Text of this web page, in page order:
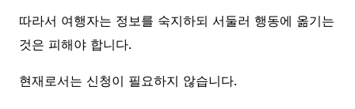
따라서 여행자는 정보를 숙지하되 서둘러 행동에 옮기는
것은 피해야 합니다.
현재로서는 신청이 필요하지 않습니다.